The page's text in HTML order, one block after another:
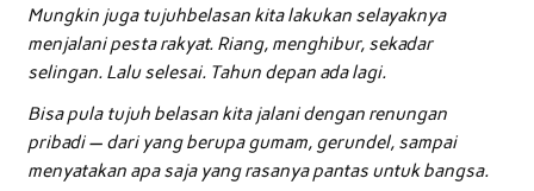
Mungkin juga tujuhbelasan kita lakukan selayaknya
menjalani pesta rakyat. Riang, menghibur, sekadar
selingan. Lalu selesai. Tahun depan ada lagi.
Bisa pula tujuh belasan kita jalani dengan renungan
pribadi — dari yang berupa gumam, gerundel, sampai
menyatakan apa saja yang rasanya pantas untuk bangsa.